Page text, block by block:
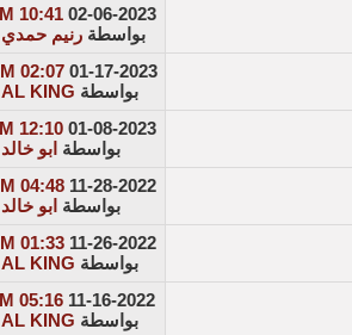
02-06-2023
10:41 PM
بواسطة رنيم حمدي
01-17-2023
02:07 AM
بواسطة AL KING
01-08-2023
12:10 PM
بواسطة ابو خالد
11-28-2022
04:48 AM
بواسطة ابو خالد
11-26-2022
01:33 AM
بواسطة AL KING
11-16-2022
05:16 PM
بواسطة AL KING